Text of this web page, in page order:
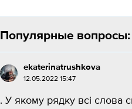
Популярные вопросы:
ekaterinatrushkova
12.05.2022 15:47
. У якому рядку всі слова